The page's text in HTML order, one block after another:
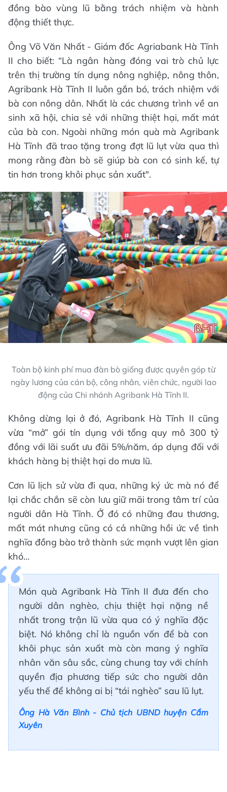
đồng bào vùng lũ bằng trách nhiệm và hành
động thiết thực.
Ông Võ Văn Nhất - Giám đốc Agriabank Hà Tĩnh
II cho biết: “Là ngân hàng đóng vai trò chủ lực
trên thị trường tín dụng nông nghiệp, nông thôn,
Agribank Hà Tĩnh II luôn gắn bó, trách nhiệm với
bà con nông dân. Nhất là các chương trình về an
sinh xã hội, chia sẻ với những thiệt hại, mất mát
của bà con. Ngoài những món quà mà Agribank
Hà Tĩnh đã trao tặng trong đợt lũ lụt vừa qua thì
mong rằng đàn bò sẽ giúp bà con có sinh kế, tự
tin hơn trong khôi phục sản xuất".
Toàn bộ kinh phí mua đàn bò giống được quyên góp từ
ngày lương của cán bộ, công nhân, viên chức, người lao
động của Chi nhánh Agribank Hà Tĩnh II.
Không dừng lại ở đó, Agribank Hà Tĩnh II cũng
vừa “mở” gói tín dụng với tổng quy mô 300 tỷ
đồng với lãi suất ưu đãi 5%/năm, áp dụng đối với
khách hàng bị thiệt hại do mưa lũ.
Cơn lũ lịch sử vừa đi qua, những ký ức mà nó để
lại chắc chắn sẽ còn lưu giữ mãi trong tâm trí của
người dân Hà Tĩnh. Ở đó có những đau thương,
mất mát nhưng cũng có cả những hồi ức về tình
nghĩa đồng bào trở thành sức mạnh vượt lên gian
khó…
Món quà Agribank Hà Tĩnh II đưa đến cho
người dân nghèo, chịu thiệt hại nặng nề
nhất trong trận lũ vừa qua có ý nghĩa đặc
biệt. Nó không chỉ là nguồn vốn để bà con
khôi phục sản xuất mà còn mang ý nghĩa
nhân văn sâu sắc, cùng chung tay với chính
quyền địa phương tiếp sức cho người dân
yếu thế để không ai bị “tái nghèo” sau lũ lụt.
Ông Hà Văn Bình - Chủ tịch UBND huyện Cẩm
Xuyên